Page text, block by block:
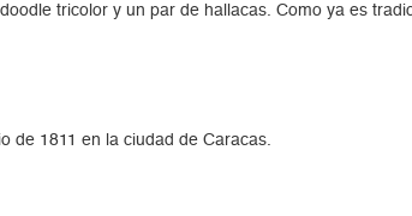
tricolor y un par de hallacas. Como ya es
de 1811 en la ciudad de Caracas.